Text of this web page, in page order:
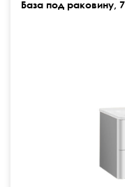
База под раковину,